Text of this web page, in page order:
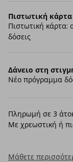
Πιστωτική κάρτα
Πιστωτική κάρτα:
δόσεις
Δάνειο στη
Νέο πρόγραμμα
Πληρωμή σε 3
Με χρεωστική ή
Μάθετε